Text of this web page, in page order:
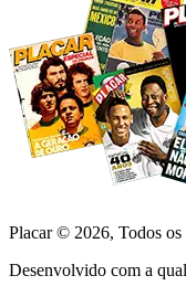
Placar © 2026, Todos
Desenvolvido com a